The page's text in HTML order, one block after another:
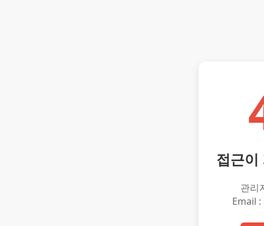
접근이
관리
Email